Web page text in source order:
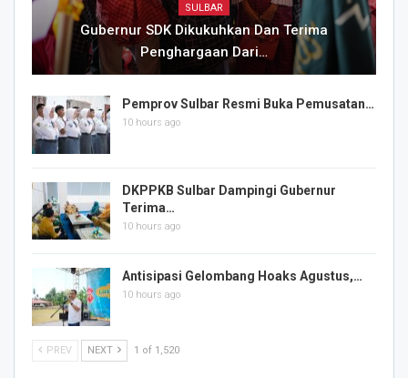
SULBAR
Gubernur SDK Dikukuhkan Dan Terima
Penghargaan Dari…
Pemprov Sulbar Resmi Buka Pemusatan…
10 hours ago
DKPPKB Sulbar Dampingi Gubernur
Terima…
10 hours ago
Antisipasi Gelombang Hoaks Agustus,…
10 hours ago
PREV NEXT 1 of 1,520